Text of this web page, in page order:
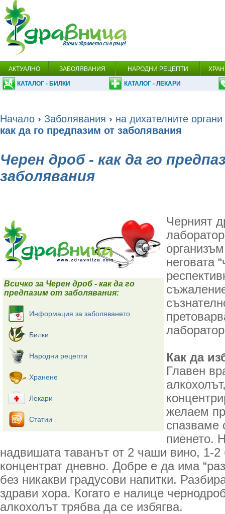
АКТУАЛНО ЗАБОЛЯВАНИЯ НАРОДНИ РЕЦЕПТИ
КАТАЛОГ - БИЛКИ КАТАЛОГ - ЛЕКАРИ
Начало › Заболявания › на дихателните
как да го предпазим от заболявания
Черен дроб - как да го
заболявания
Всичко за Черен дроб - как да го
предпазим от заболявания:
Информация за заболяването
Билки
Народни рецепти
Хранене
Лекари
Статии
Черният
неговата
Как да
Главен
желаем
спазваме
пиенето.
надвишата таванът от 2 чаши вино, 1-2
концентрат дневно. Добре е да има
без никакви градусови напитки.
здрави хора. Когато е налице
алкохолът трябва да се избягва.